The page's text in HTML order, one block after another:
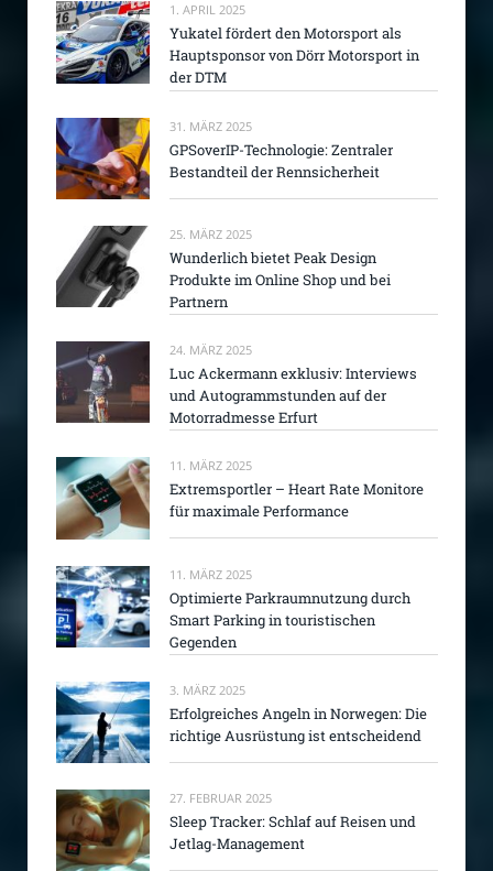
1. APRIL 2025
Yukatel fördert den Motorsport als
Hauptsponsor von Dörr Motorsport in
der DTM
31. MÄRZ 2025
GPSoverIP-Technologie: Zentraler
Bestandteil der Rennsicherheit
25. MÄRZ 2025
Wunderlich bietet Peak Design
Produkte im Online Shop und bei
Partnern
24. MÄRZ 2025
Luc Ackermann exklusiv: Interviews
und Autogrammstunden auf der
Motorradmesse Erfurt
11. MÄRZ 2025
Extremsportler – Heart Rate Monitore
für maximale Performance
11. MÄRZ 2025
Optimierte Parkraumnutzung durch
Smart Parking in touristischen
Gegenden
3. MÄRZ 2025
Erfolgreiches Angeln in Norwegen: Die
richtige Ausrüstung ist entscheidend
27. FEBRUAR 2025
Sleep Tracker: Schlaf auf Reisen und
Jetlag-Management